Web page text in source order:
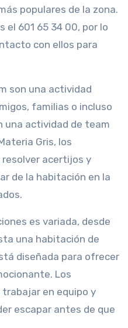
populares de la zona.
601 65 34 00, por lo
con ellos para
son una actividad
familias o incluso
una actividad de team
Gris, los
acertijos y
de la habitación en la
es variada, desde
una habitación de
diseñada para ofrecer
Los
en equipo y
escapar antes de que